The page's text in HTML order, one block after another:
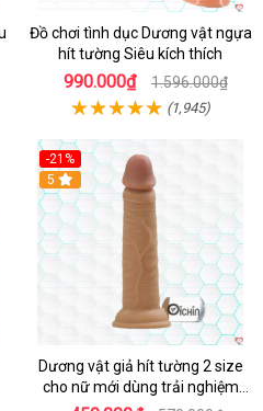
Đồ chơi tình dục Dương vật ngựa
hít tường Siêu kích thích
990.000₫ 1.596.000₫
(1,945)
-21%
Hot
5
Dương vật giả hít tường 2 size
cho nữ mới dùng trải nghiệm